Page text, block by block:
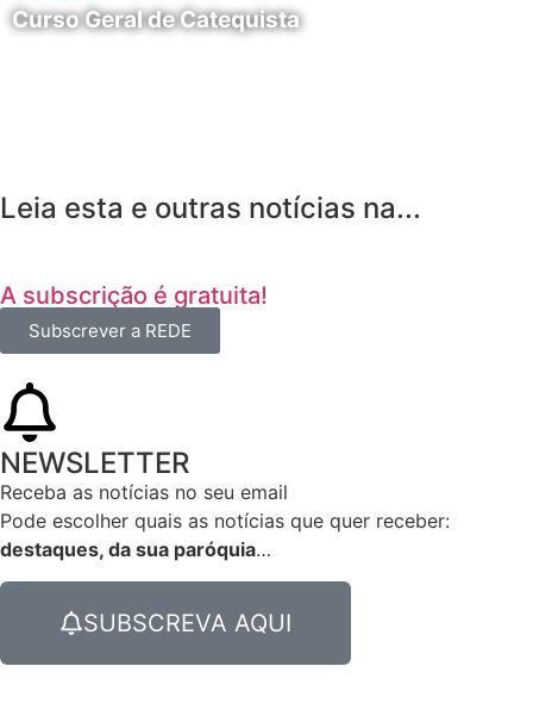
Curso Geral de Catequista
Leia esta e outras notícias na...
A subscrição é gratuita!
Subscrever a REDE
NEWSLETTER
Receba as notícias no seu email​
Pode escolher quais as notícias que quer receber:
destaques, da sua paróquia…
SUBSCREVA AQUI